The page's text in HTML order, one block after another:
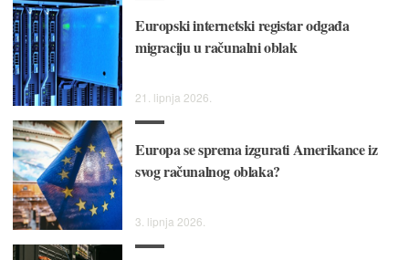
Europski internetski registar odgađa
migraciju u računalni oblak
21. lipnja 2026.
Europa se sprema izgurati Amerikance iz
svog računalnog oblaka?
3. lipnja 2026.